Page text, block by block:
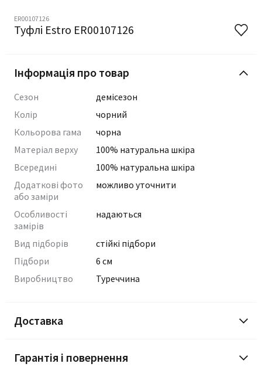
ER00107126
Туфлі Estro ER00107126
Інформація про товар
Сезон
демісезон
Колір
чорний
Кольорова гама
чорна
Матеріал верху
100% натуральна шкіра
Всередині
100% натуральна шкіра
Додаткові фото
або заміри
можливо уточнити
Особливості
замірів
надаються
Вид підборів
стійкі підбори
Підбори
6 см
Виробництво
Туреччина
Доставка
Гарантія і повернення